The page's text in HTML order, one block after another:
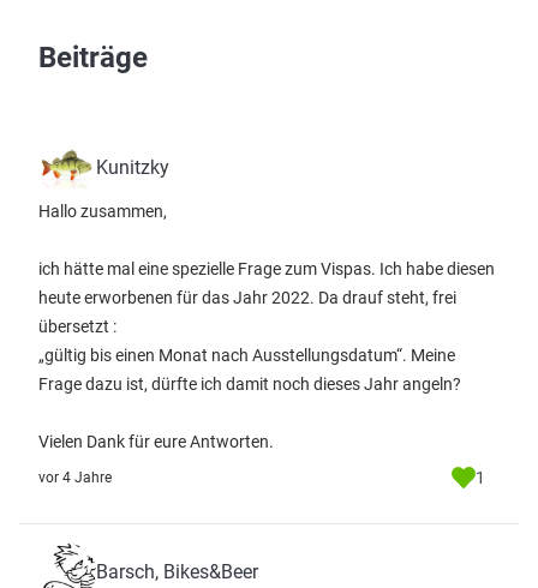
Beiträge
Kunitzky
Hallo zusammen,
ich hätte mal eine spezielle Frage zum Vispas. Ich habe diesen
heute erworbenen für das Jahr 2022. Da drauf steht, frei
übersetzt :
„gültig bis einen Monat nach Ausstellungsdatum“. Meine
Frage dazu ist, dürfte ich damit noch dieses Jahr angeln?
Vielen Dank für eure Antworten.
vor 4 Jahre 1
Barsch, Bikes&Beer